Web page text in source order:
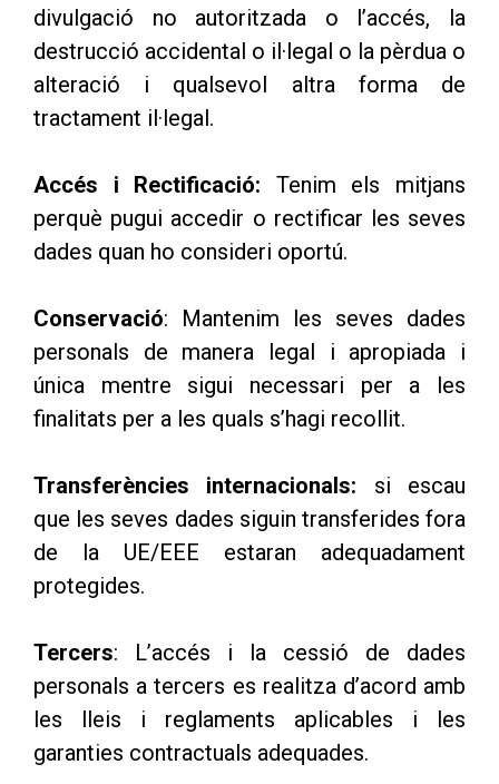
divulgació no autoritzada o l’accés, la
destrucció accidental o il·legal o la pèrdua o
alteració i qualsevol altra forma de
tractament il·legal.
Accés i Rectificació: Tenim els mitjans
perquè pugui accedir o rectificar les seves
dades quan ho consideri oportú.
Conservació: Mantenim les seves dades
personals de manera legal i apropiada i
única mentre sigui necessari per a les
finalitats per a les quals s’hagi recollit.
Transferències internacionals: si escau
que les seves dades siguin transferides fora
de la UE/EEE estaran adequadament
protegides.
Tercers: L’accés i la cessió de dades
personals a tercers es realitza d’acord amb
les lleis i reglaments aplicables i les
garanties contractuals adequades.